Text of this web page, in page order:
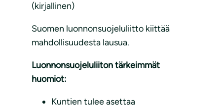
(kirjallinen)
Suomen luonnonsuojeluliitto kiittää
mahdollisuudesta lausua.
Luonnonsuojeluliiton tärkeimmät
huomiot:
Kuntien tulee asettaa